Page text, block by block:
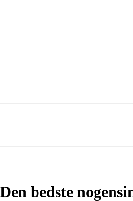
bedste